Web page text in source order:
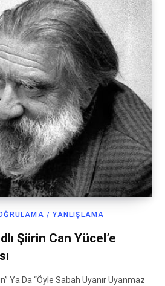
/ YANLIŞLAMA
Şiirin Can Yücel’e
Ya Da “Öyle Sabah Uyanır Uyanmaz